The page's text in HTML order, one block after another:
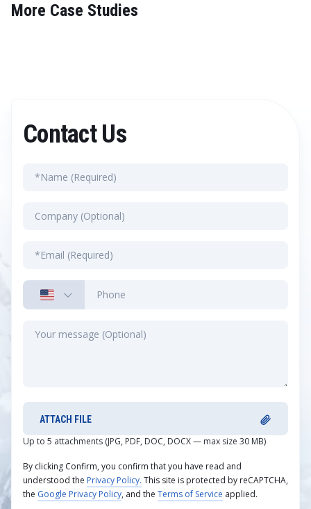
More Case Studies
Contact Us
ATTACH FILE
Up to 5 attachments (JPG, PDF, DOC, DOCX — max size 30 MB)
By clicking Confirm, you confirm that you have read and
understood the Privacy Policy. This site is protected by reCAPTCHA,
the Google Privacy Policy, and the Terms of Service applied.